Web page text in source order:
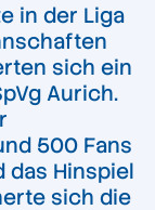
in der Liga
sich ein
Aurich.
500 Fans
das Hinspiel
sich die